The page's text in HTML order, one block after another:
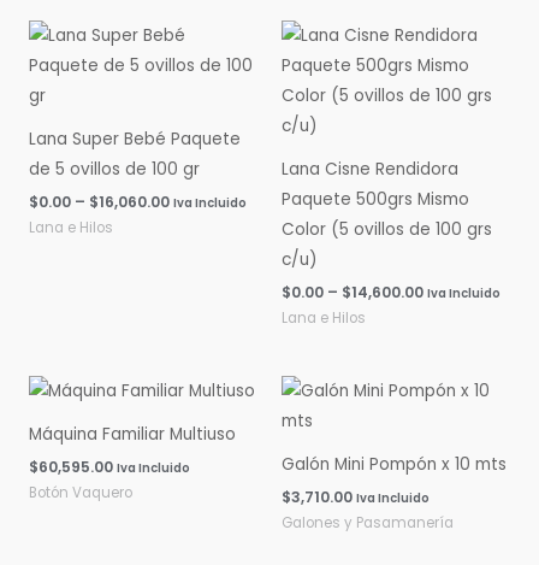
Lana Super Bebé Paquete
de 5 ovillos de 100 gr
$0.00 – $16,060.00
Rango
de
precios:
$16,060.00
Iva Incluido
Lana e Hilos
Lana Cisne Rendidora
Paquete 500grs Mismo
Color (5 ovillos de 100 grs
c/u)
$0.00 – $14,600.00
Rango
de
precios:
desde
$0.00
Iva Incluido
Lana e Hilos
Máquina Familiar Multiuso
$60,595.00 Iva Incluido
Botón Vaquero
Galón Mini Pompón x 10 mts
$3,710.00 Iva Incluido
Galones y Pasamanería